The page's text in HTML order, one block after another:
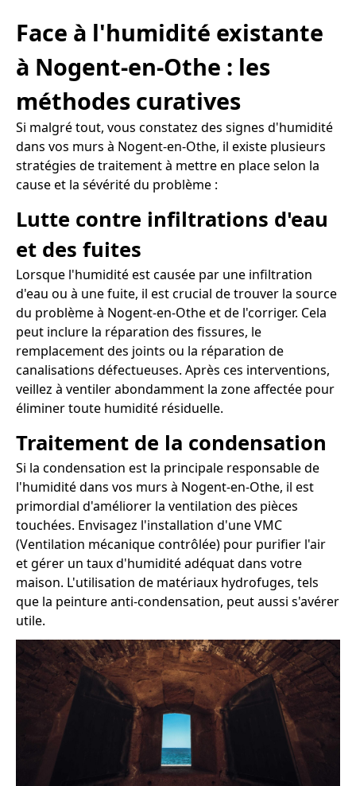
Face à l'humidité existante
à Nogent-en-Othe : les
méthodes curatives
Si malgré tout, vous constatez des signes d'humidité
dans vos murs à Nogent-en-Othe, il existe plusieurs
stratégies de traitement à mettre en place selon la
cause et la sévérité du problème :
Lutte contre infiltrations d'eau
et des fuites
Lorsque l'humidité est causée par une infiltration
d'eau ou à une fuite, il est crucial de trouver la source
du problème à Nogent-en-Othe et de l'corriger. Cela
peut inclure la réparation des fissures, le
remplacement des joints ou la réparation de
canalisations défectueuses. Après ces interventions,
veillez à ventiler abondamment la zone affectée pour
éliminer toute humidité résiduelle.
Traitement de la condensation
Si la condensation est la principale responsable de
l'humidité dans vos murs à Nogent-en-Othe, il est
primordial d'améliorer la ventilation des pièces
touchées. Envisagez l'installation d'une VMC
(Ventilation mécanique contrôlée) pour purifier l'air
et gérer un taux d'humidité adéquat dans votre
maison. L'utilisation de matériaux hydrofuges, tels
que la peinture anti-condensation, peut aussi s'avérer
utile.